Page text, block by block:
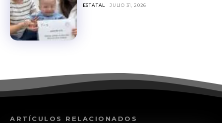
ESTATAL JULIO 31, 2026
ARTÍCULOS RELACIONADOS